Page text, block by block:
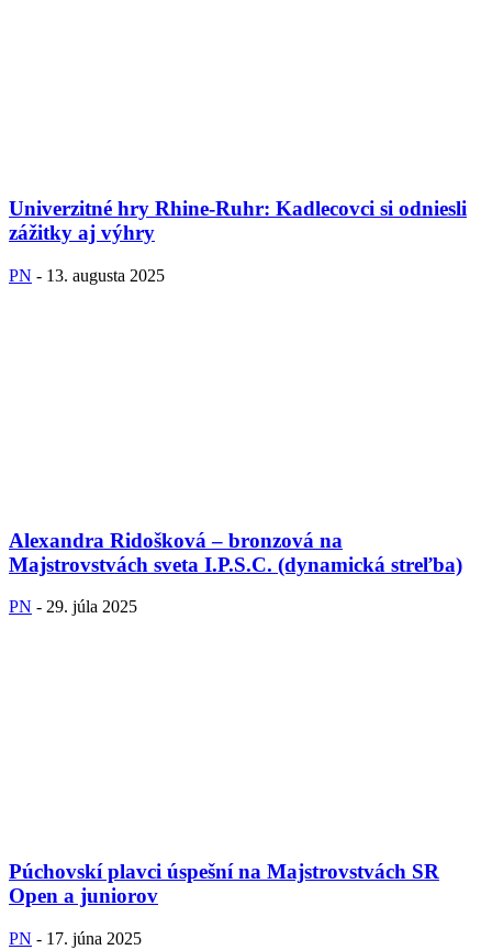
Univerzitné hry Rhine-Ruhr: Kadlecovci si odniesli
zážitky aj výhry
PN - 13. augusta 2025
Alexandra Ridošková – bronzová na
Majstrovstvách sveta I.P.S.C. (dynamická streľba)
PN - 29. júla 2025
Púchovskí plavci úspešní na Majstrovstvách SR
Open a juniorov
PN - 17. júna 2025